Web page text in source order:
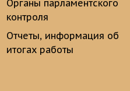
Органы парламентского
контроля
Отчеты, информация об
итогах работы